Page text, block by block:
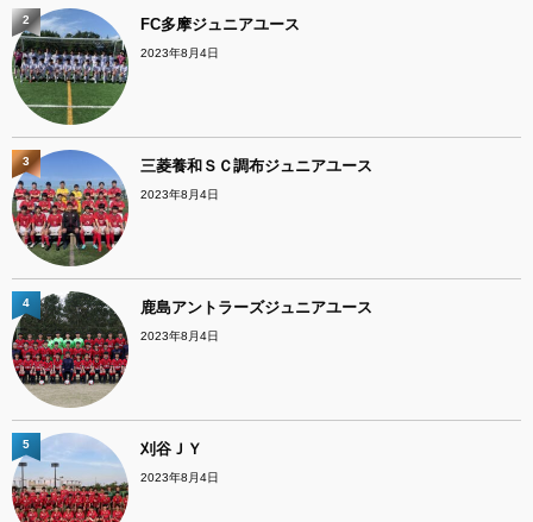
FC多摩ジュニアユース
2023年8月4日
2
三菱養和ＳＣ調布ジュニアユース
2023年8月4日
3
鹿島アントラーズジュニアユース
2023年8月4日
4
刈谷ＪＹ
2023年8月4日
5